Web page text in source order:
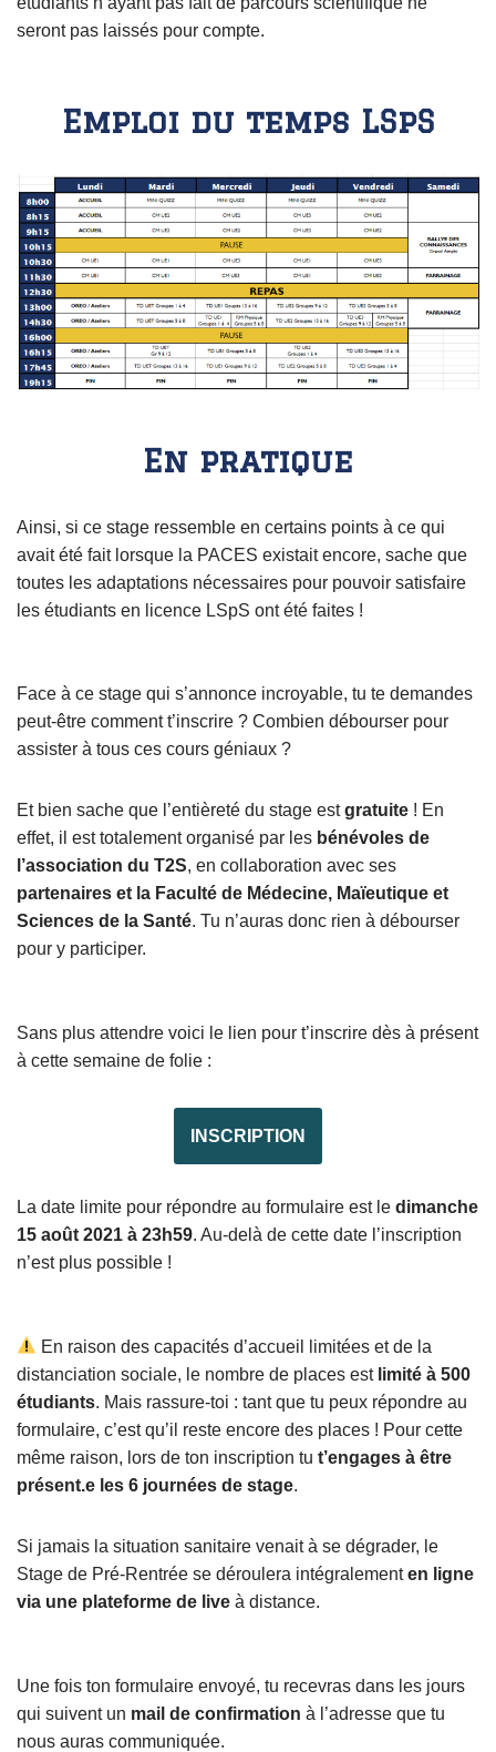
seront pas laissés pour compte.
Emploi du temps LSpS
En pratique
Ainsi, si ce stage ressemble en certains points à ce qui
avait été fait lorsque la PACES existait encore, sache que
toutes les adaptations nécessaires pour pouvoir satisfaire
les étudiants en licence LSpS ont été faites !
Face à ce stage qui s’annonce incroyable, tu te demandes
peut-être comment t’inscrire ? Combien débourser pour
assister à tous ces cours géniaux ?
Et bien sache que l’entièreté du stage estgratuite ! En
effet, il est totalement organisé par les bénévoles de
l’association du T2S, en collaboration avec ses
partenaires et la Faculté de Médecine, Maïeutique et
Sciences de la Santé. Tu n’auras donc rien à débourser
pour y participer.
Sans plus attendre voici le lien pour t’inscrire dès à présent
à cette semaine de folie :
INSCRIPTION
La date limite pour répondre au formulaire est le dimanche
15 août 2021 à 23h59. Au-delà de cette date l’inscription
n’est plus possible !
En raison des capacités d’accueil limitées et de la
distanciation sociale, le nombre de places est limité à 500
étudiants. Mais rassure-toi : tant que tu peux répondre au
formulaire, c’est qu’il reste encore des places ! Pour cette
même raison, lors de ton inscription tu t’engages à être
présent.e les 6 journées de stage.
Si jamais la situation sanitaire venait à se dégrader, le
Stage de Pré-Rentrée se déroulera intégralementen ligne
via une plateforme de live à distance.
Une fois ton formulaire envoyé, tu recevras dans les jours
qui suivent un mail de confirmation à l’adresse que tu
nous auras communiquée.